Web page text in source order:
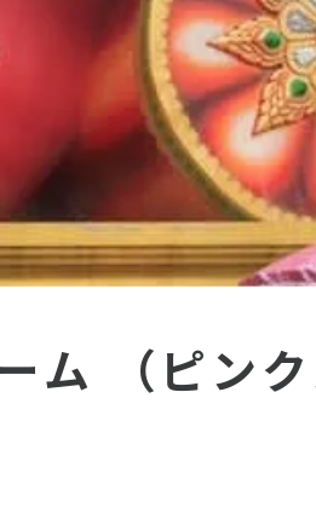
ム （ピンク